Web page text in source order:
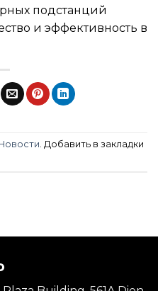
подстанций
и эффективность в
. Добавить в закладки